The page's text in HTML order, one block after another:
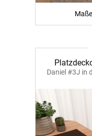
Daniel #3J in